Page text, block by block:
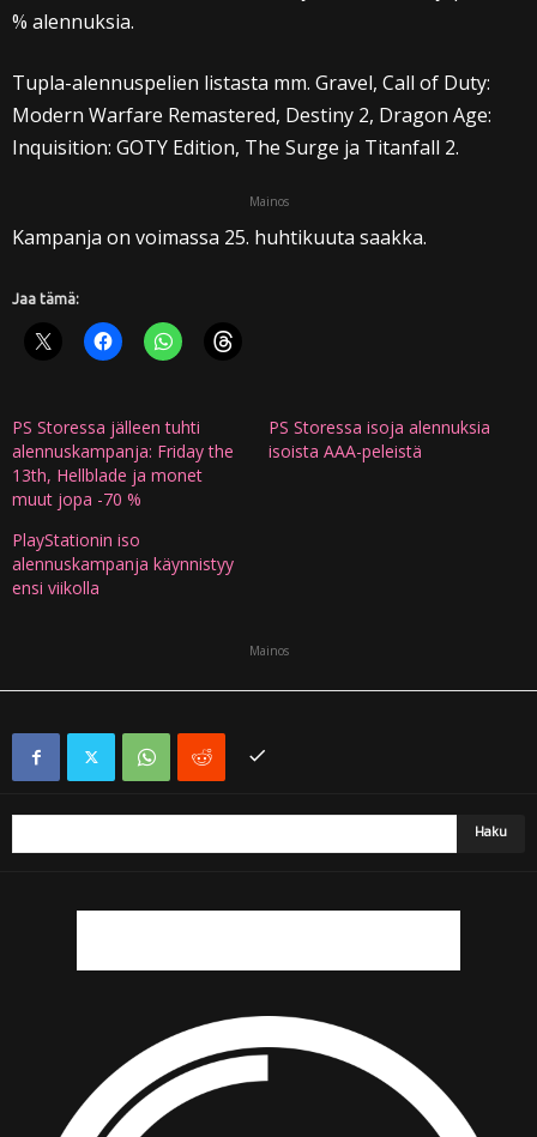
% alennuksia.
Tupla-alennuspelien listasta mm. Gravel, Call of Duty:
Modern Warfare Remastered, Destiny 2, Dragon Age:
Inquisition: GOTY Edition, The Surge ja Titanfall 2.
Mainos
Kampanja on voimassa 25. huhtikuuta saakka.
Jaa tämä:
PS Storessa jälleen tuhti
alennuskampanja: Friday the
13th, Hellblade ja monet
muut jopa -70 %
PS Storessa isoja alennuksia
isoista AAA-peleistä
PlayStationin iso
alennuskampanja käynnistyy
ensi viikolla
Mainos